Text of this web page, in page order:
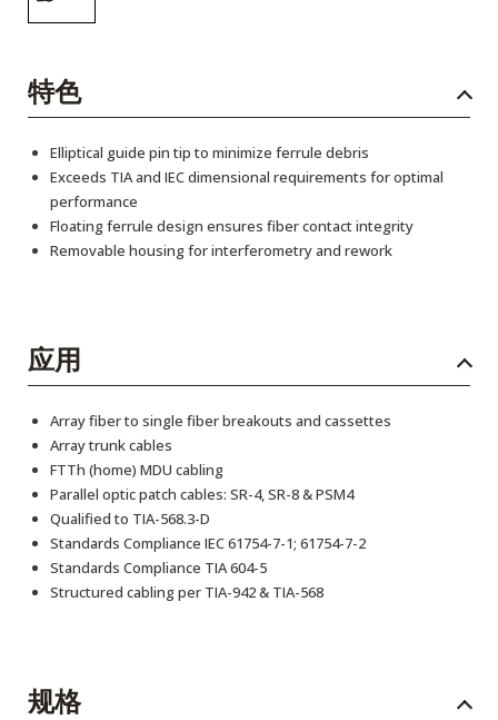
特色
Elliptical guide pin tip to minimize ferrule debris
Exceeds TIA and IEC dimensional requirements for optimal
performance
Floating ferrule design ensures fiber contact integrity
Removable housing for interferometry and rework
应用
Array fiber to single fiber breakouts and cassettes
Array trunk cables
FTTh (home) MDU cabling
Parallel optic patch cables: SR-4, SR-8 & PSM4
Qualified to TIA-568.3-D
Standards Compliance IEC 61754-7-1; 61754-7-2
Standards Compliance TIA 604-5
Structured cabling per TIA-942 & TIA-568
规格